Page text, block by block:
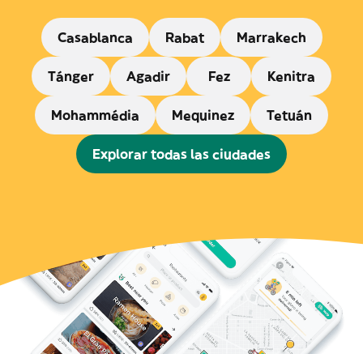
Casablanca Rabat Marrakech
Tánger Agadir Fez Kenitra
Mohammédia Mequinez Tetuán
Explorar todas las ciudades